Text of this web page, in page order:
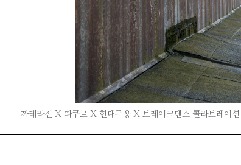
까레라진 X 파쿠르 X 현대무용 X 브레이크댄스 콜라보레이션